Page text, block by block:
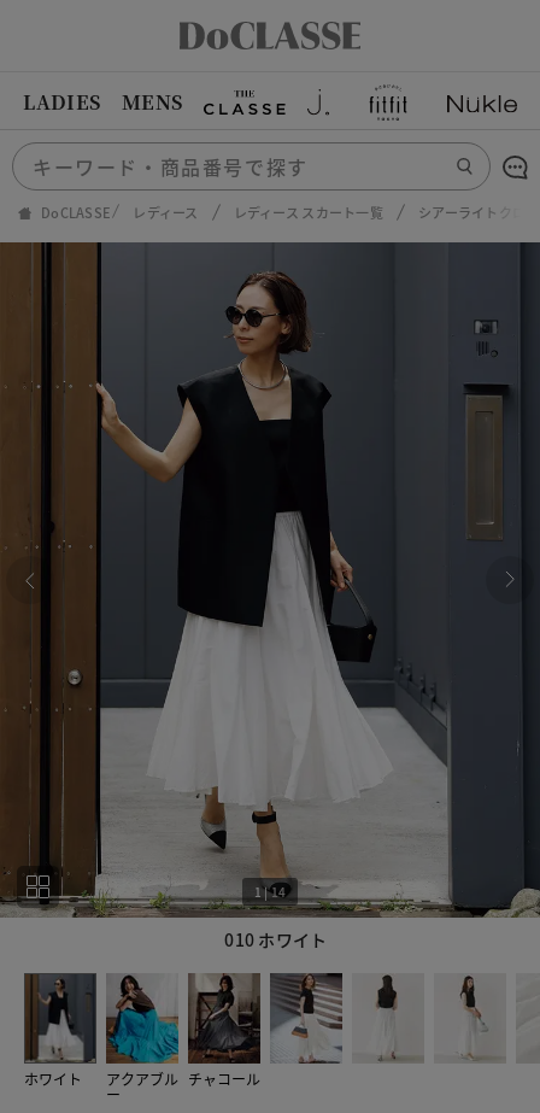
LADIES MENS
DoCLASSE レディース レディース スカート一覧 シアーライトクロ
010 ホワイト
1|14
ホワイト アクアブル
ー
チャコール
1